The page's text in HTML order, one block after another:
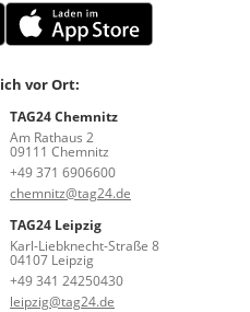
vor Ort:
TAG24 Chemnitz
Am Rathaus 2
09111 Chemnitz
+49 371 6906600
chemnitz@tag24.de
TAG24 Leipzig
Karl-Liebknecht-Straße 8
04107 Leipzig
+49 341 24250430
leipzig@tag24.de